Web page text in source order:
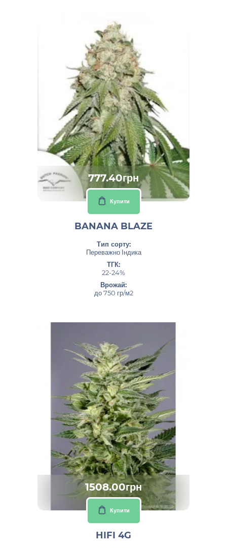
777.40грн
Купити
BANANA BLAZE
Тип сорту:
Переважно Індика
ТГК:
22-24%
Врожай:
до 750 гр/м2
1508.00грн
Купити
HIFI 4G